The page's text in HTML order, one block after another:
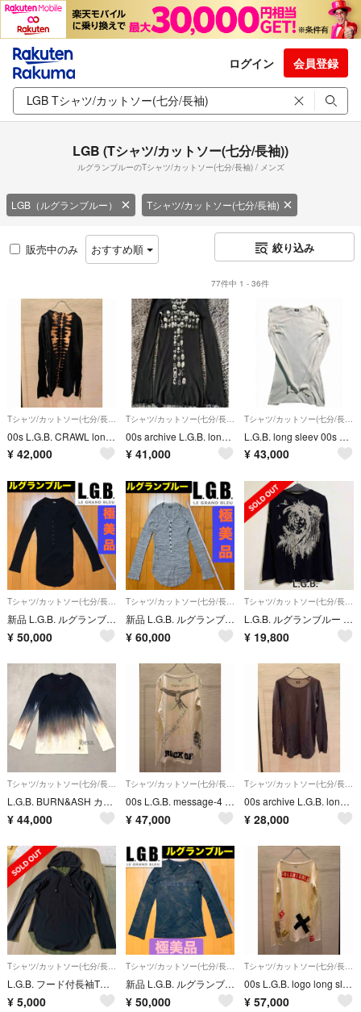
ログイン 会員登録
LGB (Tシャツ/カットソー(七分/長袖))
ルグランブルーのTシャツ/カットソー(七分/長袖) / メンズ
LGB（ルグランブルー） Tシャツ/カットソー(七分/長袖)
販売中のみ おすすめ順 絞り込み
77件中 1 - 36件
Tシャツ/カットソー(七分/長袖)
00s L.G.B. CRAWL long sleeve t-shirt tee
¥ 42,000
Tシャツ/カットソー(七分/長袖)
00s archive L.G.B. long sleeve ロンT
¥ 41,000
Tシャツ/カットソー(七分/長袖)
L.G.B. long sleev 00s archive
¥ 43,000
Tシャツ/カットソー(七分/長袖)
新品 L.G.B. ルグランブルー 黒 長袖 カットソー 1
¥ 50,000
Tシャツ/カットソー(七分/長袖)
新品 L.G.B. ルグランブルー トグルボタン グレー 長袖 カットソー 1
¥ 60,000
Tシャツ/カットソー(七分/長袖)
L.G.B. ルグランブルー 長袖カットソー 黒 ロンT Sサイズ
¥ 19,800
Tシャツ/カットソー(七分/長袖)
L.G.B. BURN&ASH カットソー
¥ 44,000
Tシャツ/カットソー(七分/長袖)
00s L.G.B. message-4 long sleeve t-shirt
¥ 47,000
Tシャツ/カットソー(七分/長袖)
00s archive L.G.B. long sleeve t-shirt
¥ 28,000
Tシャツ/カットソー(七分/長袖)
L.G.B. フード付長袖Tシャツ
¥ 5,000
Tシャツ/カットソー(七分/長袖)
新品 L.G.B. ルグランブルー Vネック カットオフ 長袖 カットソー 1
¥ 50,000
Tシャツ/カットソー(七分/長袖)
00s L.G.B. logo long sleeve t-shirt y2k
¥ 57,000